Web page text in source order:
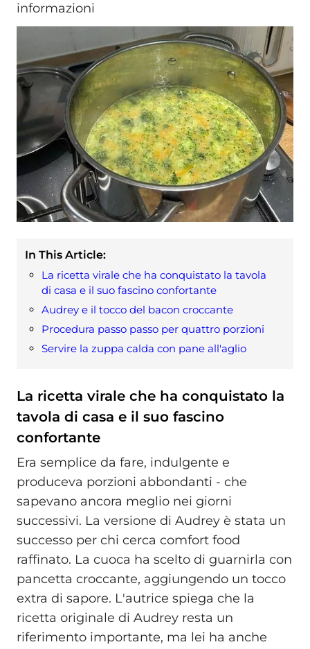
informazioni
In This Article:
La ricetta virale che ha conquistato la tavola
di casa e il suo fascino confortante
Audrey e il tocco del bacon croccante
Procedura passo passo per quattro porzioni
Servire la zuppa calda con pane all'aglio
La ricetta virale che ha conquistato la
tavola di casa e il suo fascino
confortante
Era semplice da fare, indulgente e
produceva porzioni abbondanti - che
sapevano ancora meglio nei giorni
successivi. La versione di Audrey è stata un
successo per chi cerca comfort food
raffinato. La cuoca ha scelto di guarnirla con
pancetta croccante, aggiungendo un tocco
extra di sapore. L'autrice spiega che la
ricetta originale di Audrey resta un
riferimento importante, ma lei ha anche